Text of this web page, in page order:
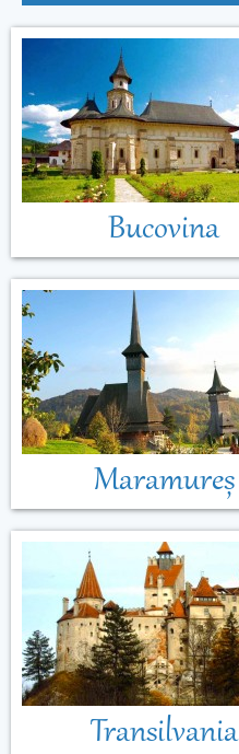
Bucovina
Maramureș
Transilvania